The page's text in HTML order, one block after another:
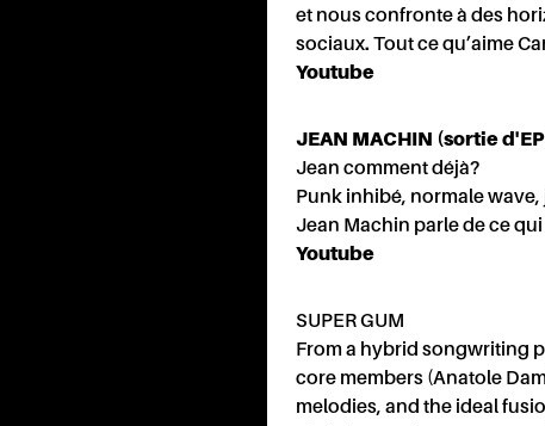
et nous confronte à des
sociaux. Tout ce qu’aime
Youtube
JEAN MACHIN (sortie d'EP
Jean comment déjà?
Punk inhibé, normale
Jean Machin parle de ce
Youtube
SUPER GUM
From a hybrid songwriting
core members (Anatole
melodies, and the ideal